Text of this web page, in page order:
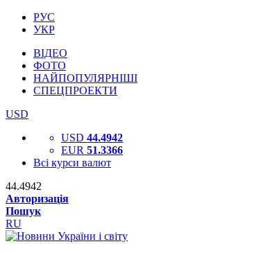
РУС
УКР
ВІДЕО
ФОТО
НАЙПОПУЛЯРНІШІ
СПЕЦПРОЕКТИ
USD
USD 44.4942
EUR 51.3366
Всі курси валют
44.4942
Авторизація
Пошук
RU